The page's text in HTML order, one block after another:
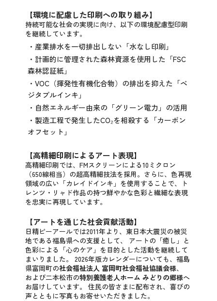
【環境に配慮した印刷への取り組み】
持続可能な社会の実現に向け、以下の環境配慮型印刷
を継続しています。
・産業排水を一切排出しない「水なし印刷」
・計画的に管理された森林資源を使用した「FSC
森林認証紙」
・VOC（揮発性有機化合物）の排出を抑えた「ベ
ジタブルインキ」
・自然エネルギー由来の「グリーン電力」の活用
・製造工程で発生したCO₂を相殺する「カーボン
オフセット」
【高精細印刷によるアート表現】
高精細印刷では、FMスクリーンによる10ミクロン
（650線相当）の超高精細技法を採用。 さらに、色再現
領域の広い「カレイドインキ」を使用することで、ト
レンツ・リャド作品の持つ鮮やかな色彩と繊細な表現
を忠実に再現しています。
【アートを通じた社会貢献活動】
日精ピーアールでは2011年より、東日本大震災の被災
地である福島県への支援として、
アートの「癒し」と
色彩による「心のケア」を目的とした活動を継続して
まいりました。
2026年版カレンダーについても、福島
県富岡町の社会福祉法人 富岡町社会福祉協議会様、
および二本松市の特別養護老人ホーム みどりの郷様へ
お届けしています。
住民の皆さまに配布され、喜びの
声とともに写真もお寄せいただきました。